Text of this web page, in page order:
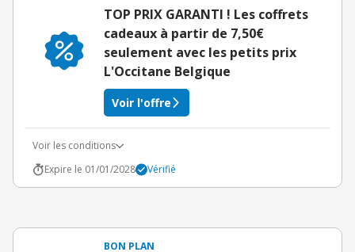
TOP PRIX GARANTI ! Les coffrets
cadeaux à partir de 7,50€
seulement avec les petits prix
L'Occitane Belgique
Voir l'offre
Voir les conditions
Expire le 01/01/2028
Vérifié
BON PLAN